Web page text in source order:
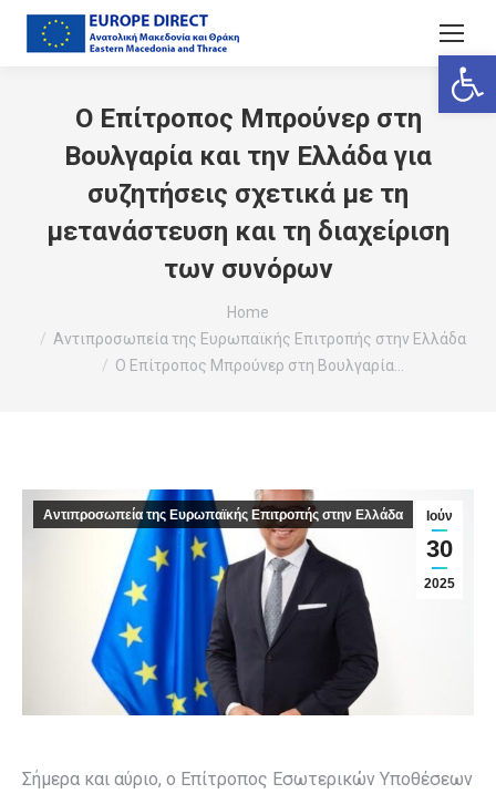
Ο Επίτροπος Μπρούνερ στη
Βουλγαρία και την Ελλάδα για
συζητήσεις σχετικά με τη
μετανάστευση και τη διαχείριση
των συνόρων
Home
Αντιπροσωπεία της Ευρωπαϊκής Επιτροπής στην Ελλάδα
Ο Επίτροπος Μπρούνερ στη Βουλγαρία…
Ιούν
30
2025
Αντιπροσωπεία της Ευρωπαϊκής Επιτροπής στην Ελλάδα
Σήμερα και αύριο, ο Επίτροπος Εσωτερικών Υποθέσεων